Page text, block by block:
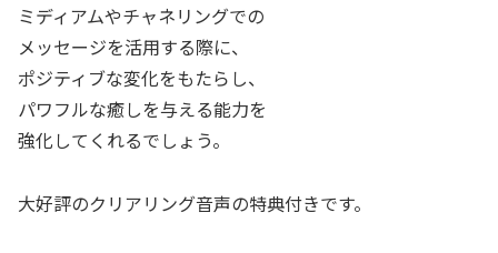
ミディアムやチャネリングでの
メッセージを活用する際に、
ポジティブな変化をもたらし、
パワフルな癒しを与える能力を
強化してくれるでしょう。
大好評のクリアリング音声の特典付きです。